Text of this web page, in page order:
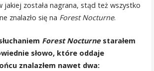
jakiej została nagrana, stąd też wszystko
znalazło się na Forest Nocturne.
Forest Nocturnestarałem
słowo, które oddaje
znalazłem nawet dwa: